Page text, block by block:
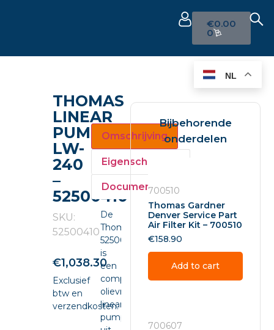
€0.00
0
THOMAS
LINEAR
PUMP
LW-
240
–
52500410
SKU:
52500410
€1,038.30
Exclusief
btw en
verzendkosten.
Omschrijving
Eigenschappen
Documenten
De
Thomas
52500410
is
een
compacte
olievrije
linear
pump
Bijbehorende
onderdelen
700510
Thomas Gardner
Denver Service Part
Air Filter Kit – 700510
€158.90
Add to cart
700607
NL